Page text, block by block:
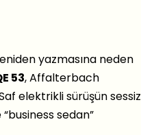
yazmasına neden
53, Affalterbach
elektrikli sürüşün sessiz
sedan”